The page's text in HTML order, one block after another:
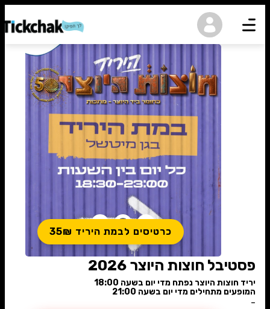
נגישות
כרטיסים לבמת היריד 35₪
פסטיבל חוצות היוצר 2026
יריד חוצות היוצר נפתח מדי יום בשעה 18:00
המופעים מתחילים מדי יום בשעה 21:00
-